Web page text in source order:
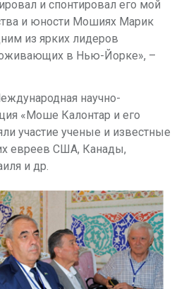
и спонтировал его мой
и юности Мошиях Марик
из ярких лидеров
в Нью-Йорке», –
научно-
«Моше Калонтар и его
участие ученые и известные
евреев США, Канады,
и др.